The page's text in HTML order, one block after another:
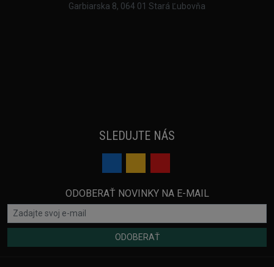
Garbiarska 8, 064 01 Stará Ľubovňa
SLEDUJTE NÁS
ODOBERAŤ NOVINKY NA E-MAIL
ODOBERAŤ